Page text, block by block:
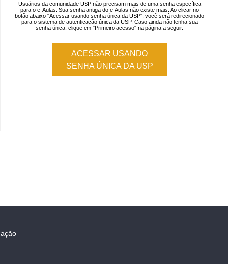
Usuários da comunidade USP não precisam mais de uma senha específica
para o e-Aulas. Sua senha antiga do e-Aulas não existe mais. Ao clicar no
botão abaixo "Acessar usando senha única da USP", você será redirecionado
para o sistema de autenticação única da USP. Caso ainda não tenha sua
senha única, clique em "Primeiro acesso" na página a seguir.
ACESSAR USANDO
SENHA ÚNICA DA USP